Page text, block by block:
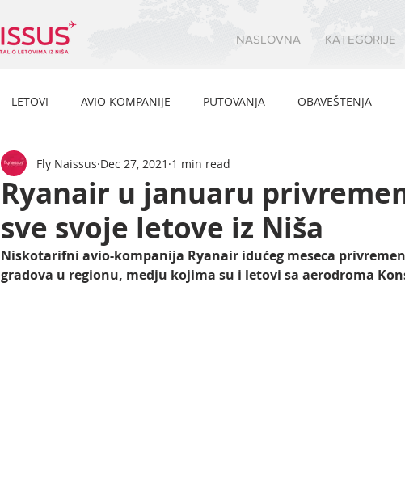
NASLOVNA KATEGORIJE
LETOVI AVIO KOMPANIJE PUTOVANJA OBAVEŠTENJA
Ryanair u januaru
sve svoje letove iz Niša
Fly Naissus Dec 27, 2021 1 min read
Niskotarifni avio-kompanija Ryanair idućeg meseca
gradova u regionu, medju kojima su i letovi sa aerodroma